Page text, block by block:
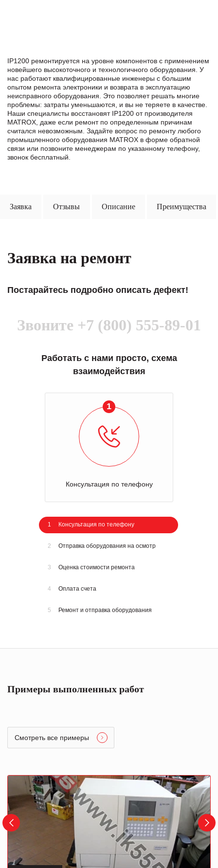
IP1200 ремонтируется на уровне компонентов с применением
новейшего высокоточного и технологичного оборудования. У
нас работают квалифицированные инженеры с большим
опытом ремонта электроники и возврата в эксплуатацию
неисправного оборудования. Это позволяет решать многие
проблемы: затраты уменьшаются, и вы не теряете в качестве.
Наши специалисты восстановят IP1200 от производителя
MATROX, даже если ремонт по определенным причинам
считался невозможным. Задайте вопрос по ремонту любого
промышленного оборудования MATROX в формe обратной
связи или позвоните менеджерам по указанному телефону,
звонок бесплатный.
Заявка Отзывы Описание Преимущества
Заявка на ремонт
Постарайтесь подробно описать дефект!
Звоните +7 (800) 555-89-01
Работать с нами просто, схема
взаимодействия
1
Консультация по телефону
1 Консультация по телефону
2 Отправка оборудования на осмотр
3 Оценка стоимости ремонта
4 Оплата счета
5 Ремонт и отправка оборудования
Примеры выполненных работ
Смотреть все примеры